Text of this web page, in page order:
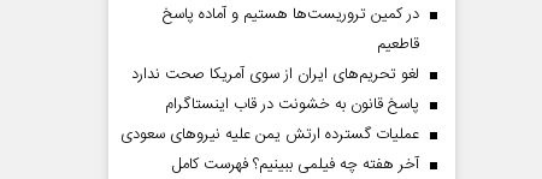
در کمین تروریست‌ها هستیم و آماده پاسخ
قاطعیم
لغو تحریم‌های ایران از سوی آمریکا صحت ندارد
پاسخ قانون به خشونت در قاب اینستاگرام
عملیات گسترده ارتش یمن علیه نیروهای سعودی
آخر هفته چه فیلمی ببینیم؟ فهرست کامل